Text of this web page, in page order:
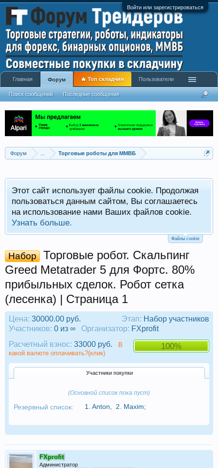
Войти или зарегистрироваться
Форум Торговые роботы для ММВБ
Этот сайт использует файлы cookie. Продолжая
пользоваться данным сайтом, Вы соглашаетесь
на использование нами Ваших файлов cookie.
Узнать больше.
Файлы cookie
Набор
Торговые робот. Скальпинг
Greed Metatrader 5 для Фортс. 80%
прибыльных сделок. Робот сетка
(лесенка) | Страница 1
Этап: Набор участников
Цена: 30000.00 руб.
Участников: 0 из ∞ Организатор: FXprofit
100%
Расчетный взнос: 33000 руб.
В
какой валюте оплачивать?(клик)
Участники покупки
(Основной список пока пуст)
Резервный список: 1. Anton 2. Maxim;
FXprofit
Администратор
Главная Форум
Поиск сообщений Последние сообщения
🔥 Топ складчин Пользователи